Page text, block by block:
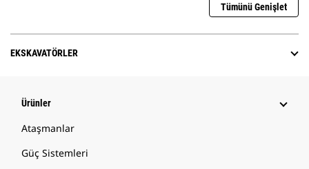
Tümünü Genişlet
EKSKAVATÖRLER
Ürünler
Ataşmanlar
Güç Sistemleri